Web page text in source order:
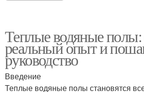
Теплые водяные
реальный опыт и
руководство
Введение
Теплые водяные полы становятся